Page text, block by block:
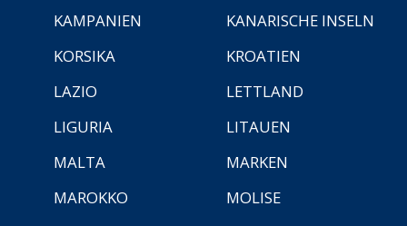
KAMPANIEN
KANARISCHE INSELN
KORSIKA
KROATIEN
LAZIO
LETTLAND
LIGURIA
LITAUEN
MALTA
MARKEN
MAROKKO
MOLISE